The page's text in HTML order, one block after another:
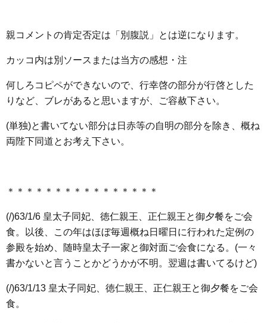
親コメントの肯定否定は「別腹説」とは逆になります。
カッコ内は別ソースまたは当方の感想・注
何しろコピペができないので、行幸啓の部分が行啓とした
りなど、ブレがあると思いますが、ご容赦下さい。
(単独)と書いてない部分は日赤等の自明の部分を除き、概ね
両陛下同道とお考え下さい。
＊＊＊＊＊＊＊＊＊＊＊＊＊＊＊＊
(/)63/1/6 皇太子同妃、徳仁親王、正仁親王と御夕餐をご会
食。以後、この年はほぼ毎週概ね日曜日に行われた定例の
参殿を始め、随時皇太子一家と御対面ご会食になる。(一々
書かないと言うことかどうかが不明。翌週は書いてるけど)
(/)63/1/13 皇太子同妃、徳仁親王、正仁親王と御夕餐をご会
食。